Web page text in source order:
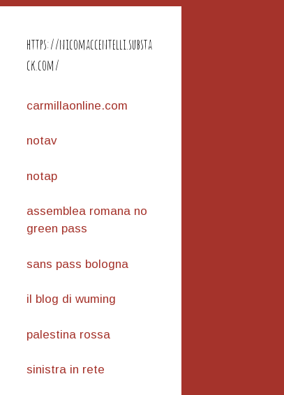
https://nicomaccentelli.substa
ck.com/
carmillaonline.com
notav
notap
assemblea romana no
green pass
sans pass bologna
il blog di wuming
palestina rossa
sinistra in rete